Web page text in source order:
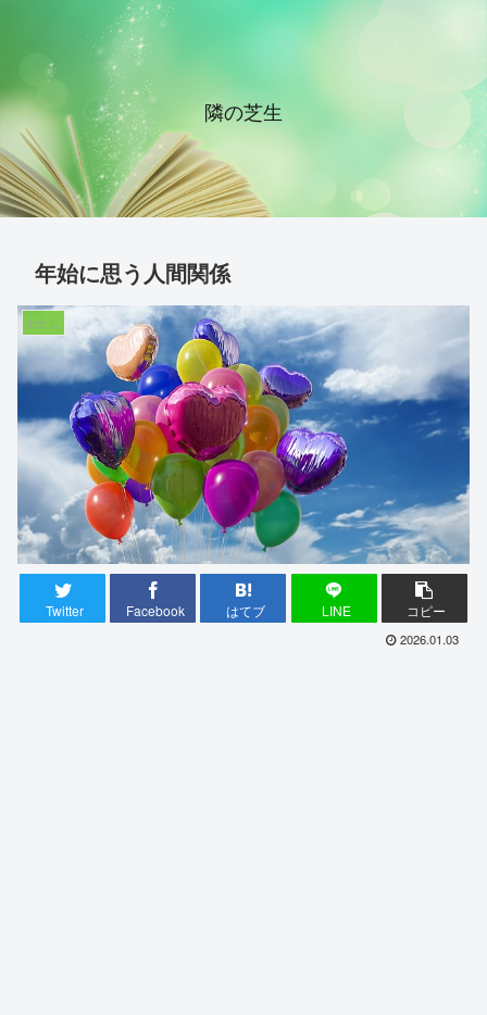
隣の芝生
年始に思う人間関係
わたし
Twitter Facebook はてブ LINE コピー
2026.01.03